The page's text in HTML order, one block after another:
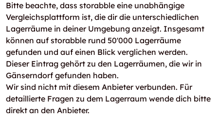
Bitte beachte, dass storabble eine unabhängige
Vergleichsplattform ist, die dir die unterschiedlichen
Lagerräume in deiner Umgebung anzeigt. Insgesamt
können auf storabble rund 50'000 Lagerräume
gefunden und auf einen Blick verglichen werden.
Dieser Eintrag gehört zu den Lagerräumen, die wir in
Gänserndorf gefunden haben.
Wir sind nicht mit diesem Anbieter verbunden. Für
detaillierte Fragen zu dem Lagerraum wende dich bitte
direkt an den Anbieter.